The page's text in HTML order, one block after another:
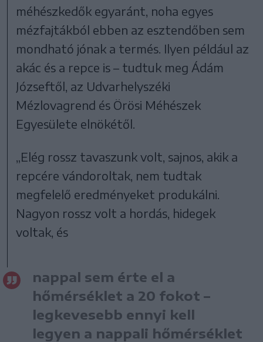
méhészkedők egyaránt, noha egyes
mézfajtákból ebben az esztendőben sem
mondható jónak a termés. Ilyen például az
akác és a repce is – tudtuk meg Ádám
Józseftől, az Udvarhelyszéki
Mézlovagrend és Örösi Méhészek
Egyesülete elnökétől.
„Elég rossz tavaszunk volt, sajnos, akik a
repcére vándoroltak, nem tudtak
megfelelő eredményeket produkálni.
Nagyon rossz volt a hordás, hidegek
voltak, és
nappal sem érte el a
hőmérséklet a 20 fokot –
legkevesebb ennyi kell
legyen a nappali hőmérséklet